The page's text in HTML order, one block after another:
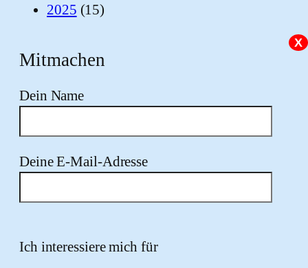
2025 (15)
X
Mitmachen
Dein Name
Deine E-Mail-Adresse
Ich interessiere mich für